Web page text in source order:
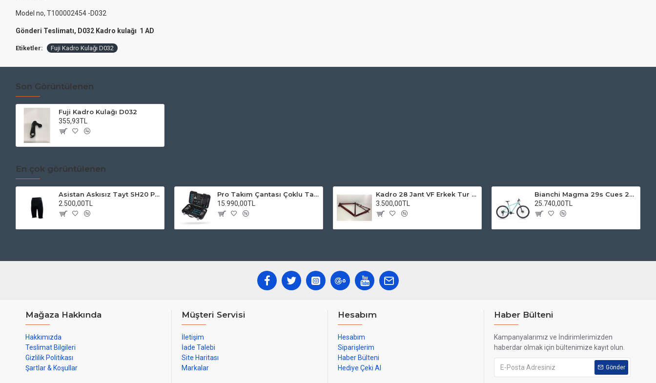
Model no, T100002454 -D032
Gönderi Teslimatı, D032 Kadro kulağı 1 AD
Etiketler: Fuji Kadro Kulağı D032
Son Görüntülenen
Fuji Kadro Kulağı D032
355,93TL
En çok görüntülenen
Asistan Askısız Tayt SH20 Pedli Siyah
2.500,00TL
Pro Takım Çantası Çoklu Tamir Seti
15.990,00TL
Kadro 28 Jant VF Erkek Tur Şehir Bisiklet Uyumlu
3.500,00TL
Bianchi Magma 29s Cues 2x9s Dağ Bisikleti
25.740,00TL
Mağaza Hakkında
Hakkımızda
Teslimat Bilgileri
Gizlilik Politikası
Şartlar & Koşullar
Müşteri Servisi
İletişim
İade Talebi
Site Haritası
Markalar
Hesabım
Hesabım
Siparişlerim
Haber Bülteni
Hediye Çeki Al
Haber Bülteni
Kampanyalarımız ve İndirimlerimizden
haberdar olmak için bültenimize kayıt olun.
Gönder